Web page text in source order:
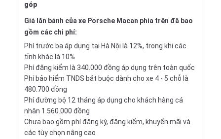
góp
Giá lăn bánh của xe Porsche Macan phía trên đã bao
gồm các chi phí:
Phí trước bạ áp dụng tại Hà Nội là 12%, trong khi các
tỉnh khác là 10%
Phí đăng kiểm là 340.000 đồng áp dụng trên toàn quốc
Phí bảo hiểm TNDS bắt buộc dành cho xe 4 - 5 chỗ là
480.700 đồng
Phí đường bộ 12 tháng áp dụng cho khách hàng cá
nhân 1.560.000 đồng
Chưa bao gồm phí đăng ký, đăng kiểm, khuyến mãi và
các tùy chọn nâng cao